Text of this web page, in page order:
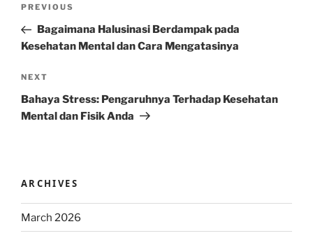
Previous
Post
PREVIOUS
Bagaimana Halusinasi Berdampak pada
Kesehatan Mental dan Cara Mengatasinya
Next
Post
NEXT
Bahaya Stress: Pengaruhnya Terhadap Kesehatan
Mental dan Fisik Anda
ARCHIVES
March 2026